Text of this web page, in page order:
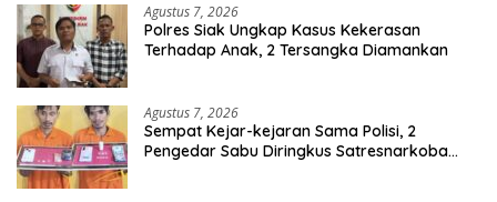
Agustus 7, 2026
Polres Siak Ungkap Kasus Kekerasan
Terhadap Anak, 2 Tersangka Diamankan
Agustus 7, 2026
Sempat Kejar-kejaran Sama Polisi, 2
Pengedar Sabu Diringkus Satresnarkoba